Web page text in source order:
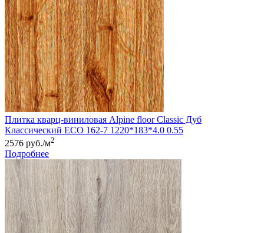
Плитка кварц-виниловая Alpine floor Classic Дуб
Классический ЕСО 162-7 1220*183*4.0 0.55
2576 руб./м2
Подробнее